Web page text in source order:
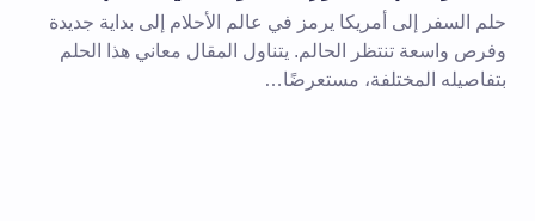
حلم السفر إلى أمريكا يرمز في عالم الأحلام إلى بداية جديدة
وفرص واسعة تنتظر الحالم. يتناول المقال معاني هذا الحلم
بتفاصيله المختلفة، مستعرضًا…